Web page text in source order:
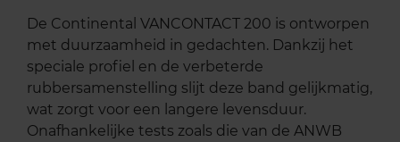
De Continental VANCONTACT 200 is ontworpen
met duurzaamheid in gedachten. Dankzij het
speciale profiel en de verbeterde
rubbersamenstelling slijt deze band gelijkmatig,
wat zorgt voor een langere levensduur.
Onafhankelijke tests zoals die van de ANWB